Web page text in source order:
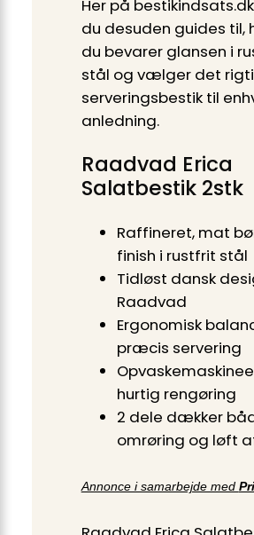
Her på
du desuden guides til,
du bevarer glansen i
stål og vælger det
serveringsbestik til
anledning.
Raadvad Erica
Salatbestik 2stk
Raffineret, mat
finish i rustfrit stål
Tidløst dansk
Raadvad
Ergonomisk
præcis servering
hurtig rengøring
2 dele dækker
omrøring og løft
Annonce i samarbejde med